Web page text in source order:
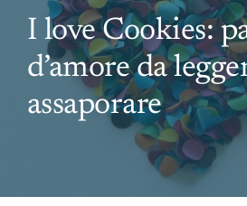
Mostre
Governance
I love Cookies:
d’amore da
assaporare